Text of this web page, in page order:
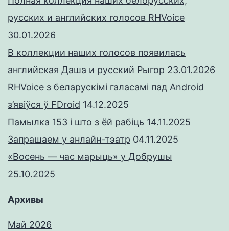
русских и английских голосов RHVoice
30.01.2026
В коллекции наших голосов появилась
английская Даша и русский Рыгор 23.01.2026
RHVoice з беларускімі галасамі пад Android
з’явіўся ў FDroid 14.12.2025
Памылка 153 і што з ёй рабіць 14.11.2025
Запрашаем у анлайн-тэатр 04.11.2025
«Восень — час марыць» у Добрушы
25.10.2025
Архивы
Май 2026